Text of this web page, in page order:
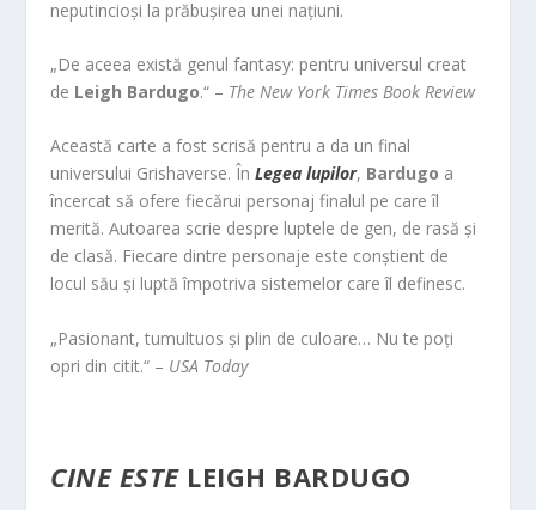
neputincioși la prăbușirea unei națiuni.
„De aceea există genul fantasy: pentru universul creat
de Leigh Bardugo.“ – The New York Times Book Review
Această carte a fost scrisă pentru a da un final
universului Grishaverse. ÎnLegea lupilor, Bardugo a
încercat să ofere fiecărui personaj finalul pe care îl
merită. Autoarea scrie despre luptele de gen, de rasă și
de clasă. Fiecare dintre personaje este conștient de
locul său și luptă împotriva sistemelor care îl definesc.
„Pasionant, tumultuos și plin de culoare… Nu te poți
opri din citit.“ – USA Today
CINE ESTE LEIGH BARDUGO